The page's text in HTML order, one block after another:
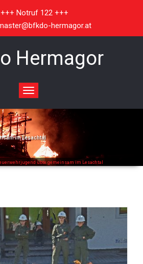
+++ Notruf 122 +++
hermagor.at
Hermagor
Toggle
navigation
im Lesachtal
übte gemeinsam im Lesachtal